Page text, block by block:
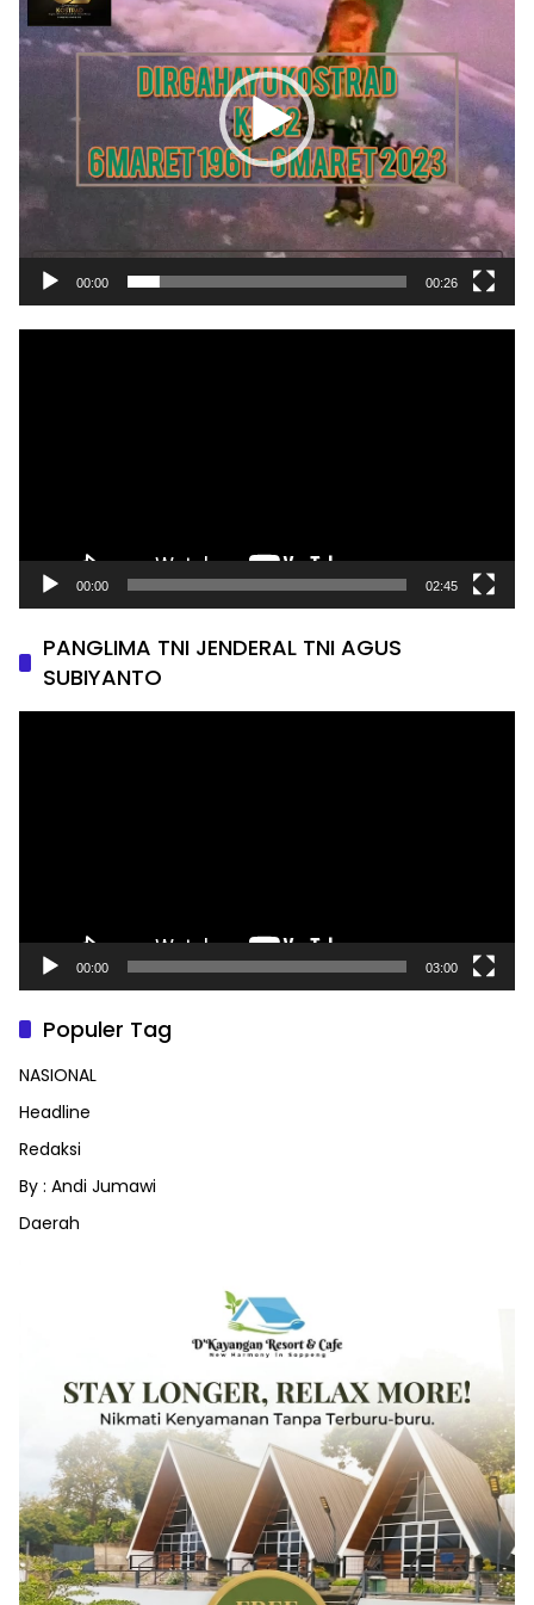
00:00 00:26
00:00 02:45
PANGLIMA TNI JENDERAL TNI AGUS
SUBIYANTO
00:00 03:00
Populer Tag
NASIONAL
Headline
Redaksi
By : Andi Jumawi
Daerah